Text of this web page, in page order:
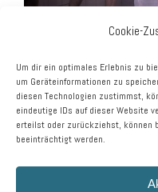
Cookie-
Um dir ein optimales Erlebnis zu
um Geräteinformationen zu
diesen Technologien zustimmst,
eindeutige IDs auf dieser Website
erteilst oder zurückziehst, können
beeinträchtigt werden.
Mehr Infos:
Post
navigation
←Repp